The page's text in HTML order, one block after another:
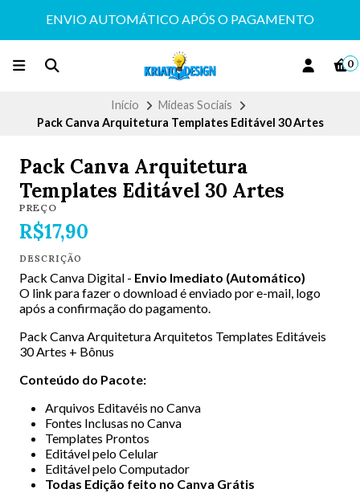
ENVIO AUTOMÁTICO APÓS O PAGAMENTO
0
Início
Mídeas Sociais
Pack Canva Arquitetura Templates Editável 30 Artes
Pack Canva Arquitetura
Templates Editável 30 Artes
PREÇO
R$17,90
DESCRIÇÃO
Pack Canva Digital - Envio Imediato (Automático)
O link para fazer o download é enviado por e-mail, logo
após a confirmação do pagamento.
Pack Canva Arquitetura Arquitetos Templates Editáveis
30 Artes + Bônus
Conteúdo do Pacote:
Arquivos Editavéis no Canva
Fontes Inclusas no Canva
Templates Prontos
Editável pelo Celular
Editável pelo Computador
Todas Edição feito no Canva Grátis